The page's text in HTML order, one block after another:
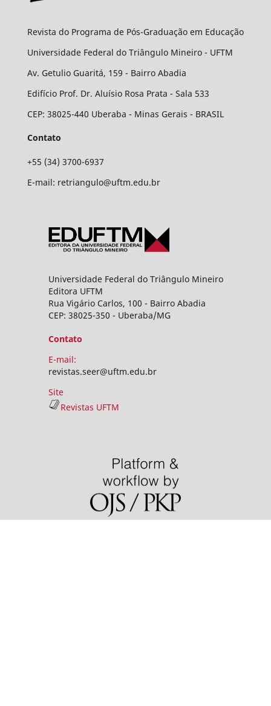
Revista do Programa de Pós-Graduação em Educação
Universidade Federal do Triângulo Mineiro - UFTM
Av. Getulio Guaritá, 159 - Bairro Abadia
Edifício Prof. Dr. Aluísio Rosa Prata - Sala 533
CEP: 38025-440 Uberaba - Minas Gerais - BRASIL
Contato
+55 (34) 3700-6937
E-mail: retriangulo@uftm.edu.br
Universidade Federal do Triângulo Mineiro
Editora UFTM
Rua Vigário Carlos, 100 - Bairro Abadia
CEP: 38025-350 - Uberaba/MG
Contato
E-mail:
revistas.seer@uftm.edu.br
Site
Revistas UFTM